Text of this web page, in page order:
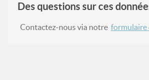
Des questions sur ces
Contactez-nous via notre formulaire